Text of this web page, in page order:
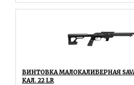
ВИНТОВКА МАЛОКАЛИБЕРНАЯ
КАЛ. 22 LR